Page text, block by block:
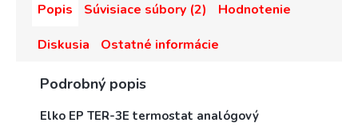
Popis Súvisiace súbory (2)
Hodnotenie
Diskusia
Ostatné informácie
Podrobný popis
Elko EP TER-3E termostat analógový